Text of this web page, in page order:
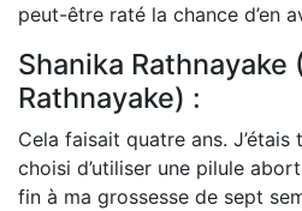
peut-être raté la chance d’en
Shanika Rathnayake
Rathnayake) :
Cela faisait quatre ans. J’étais
choisi d’utiliser une pilule
fin à ma grossesse de sept